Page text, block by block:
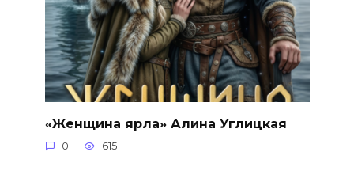
«Женщина ярла» Алина Углицкая
0 615